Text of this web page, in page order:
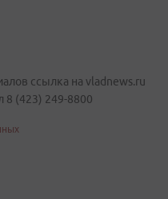
ссылка на vladnews.ru
8 (423) 249-8800